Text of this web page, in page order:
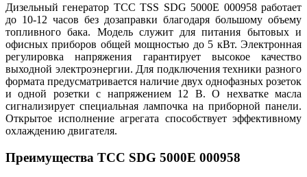
Дизельный генератор ТСС TSS SDG 5000E 000958 работает
до 10-12 часов без дозаправки благодаря большому объему
топливного бака. Модель служит для питания бытовых и
офисных приборов общей мощностью до 5 кВт. Электронная
регулировка напряжения гарантирует высокое качество
выходной электроэнергии. Для подключения техники разного
формата предусматривается наличие двух однофазных розеток
и одной розетки с напряжением 12 В. О нехватке масла
сигнализирует специальная лампочка на приборной панели.
Открытое исполнение агрегата способствует эффективному
охлаждению двигателя.
Преимущества ТСС SDG 5000E 000958